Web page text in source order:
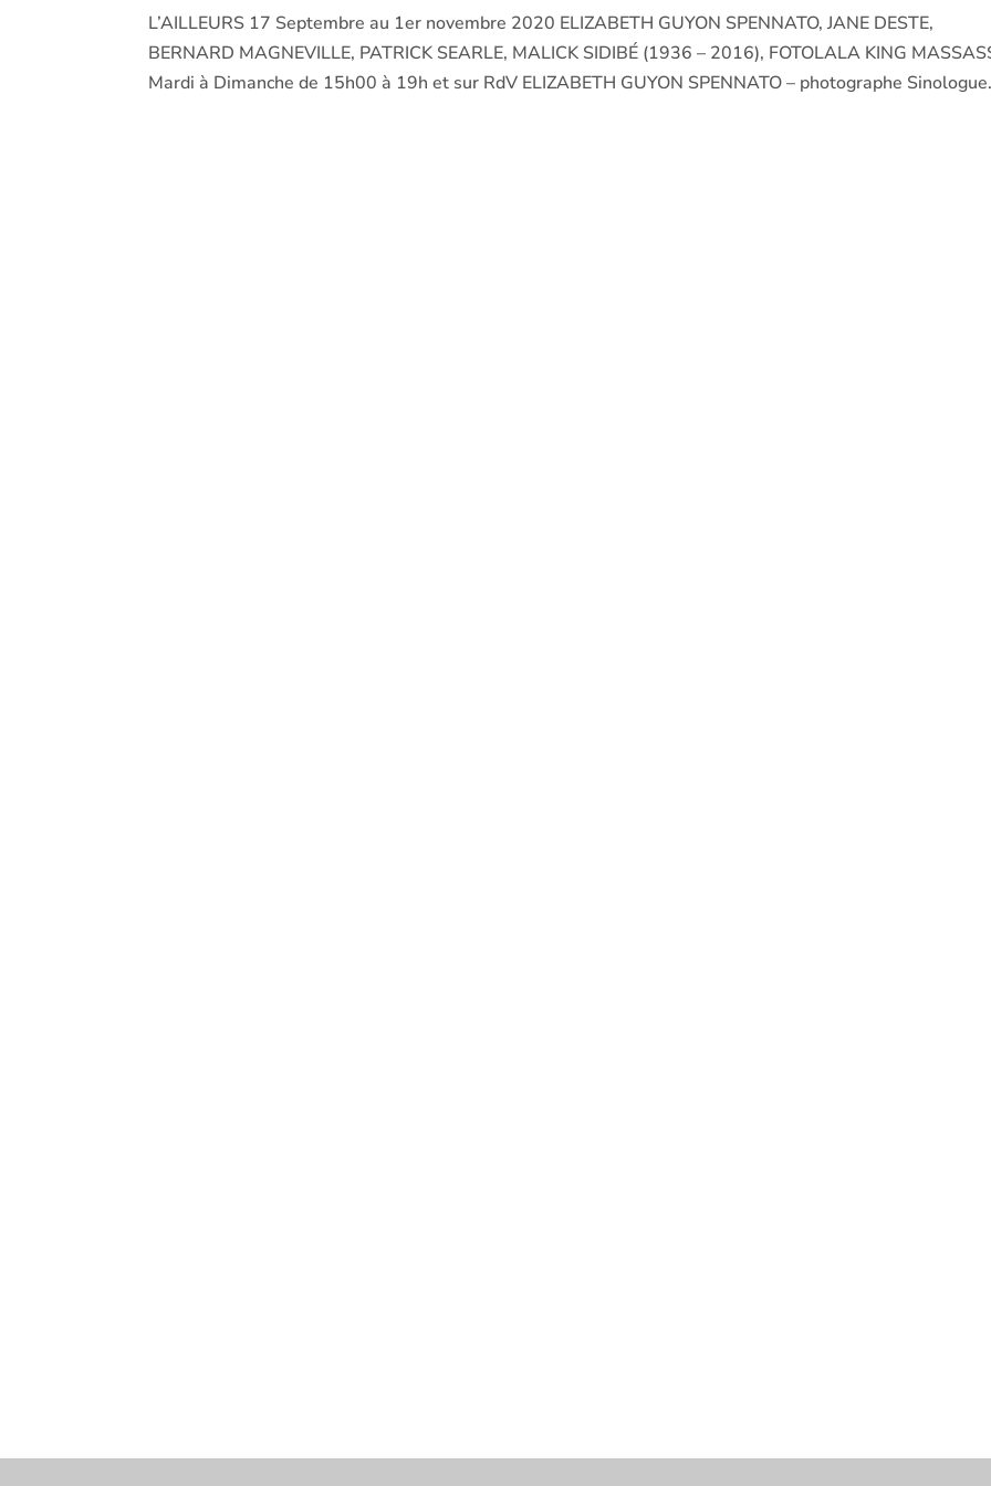
L’AILLEURS 17 Septembre au 1er novembre 2020 ELIZABETH GUYON SPENNATO, JANE DESTE,
BERNARD MAGNEVILLE, PATRICK SEARLE, MALICK SIDIBÉ (1936 – 2016), FOTOLALA KING
Mardi à Dimanche de 15h00 à 19h et sur RdV ELIZABETH GUYON SPENNATO – photographe